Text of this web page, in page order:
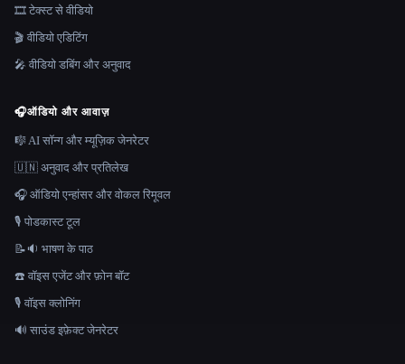
🎞️ टेक्स्ट से वीडियो
🎬 वीडियो एडिटिंग
🎤 वीडियो डबिंग और अनुवाद
🎧ऑडियो और आवाज़
🎼 AI सॉन्ग और म्यूज़िक जेनरेटर
🇺🇳 अनुवाद और प्रतिलेख
🎧 ऑडियो एन्हांसर और वोकल रिमूवल
🎙️ पोडकास्ट टूल
📝🔉 भाषण के पाठ
☎️ वॉइस एजेंट और फ़ोन बॉट
🎙️ वॉइस क्लोनिंग
🔊 साउंड इफ़ेक्ट जेनरेटर